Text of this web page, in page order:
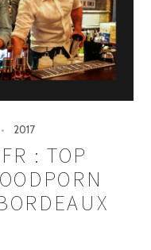
2017
: TOP